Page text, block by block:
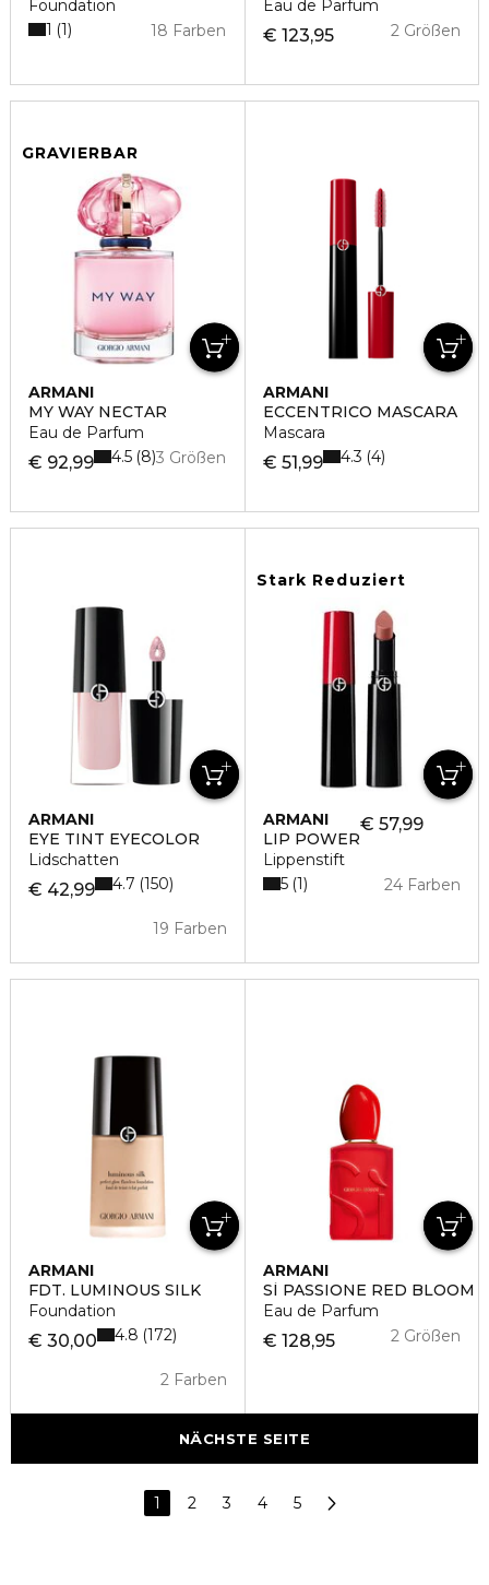
Foundation
18 Farben
1 1
Eau de Parfum
€ 123,95 2 Größen
GRAVIERBAR
ARMANI
MY WAY NECTAR
Eau de Parfum
€ 92,99 3 Größen
4.5 8
ARMANI
ECCENTRICO MASCARA
Mascara
€ 51,99 4.3 4
ARMANI
EYE TINT EYECOLOR
Lidschatten
€ 42,99
19 Farben
4.7 150
Stark Reduziert
ARMANI
LIP POWER
Lippenstift
€ 57,99
24 Farben
5 1
ARMANI
FDT. LUMINOUS SILK
Foundation
€ 30,00
2 Farben
4.8 172
ARMANI
SÌ PASSIONE RED BLOOM
Eau de Parfum
€ 128,95 2 Größen
NÄCHSTE SEITE
1 2 3 4 5